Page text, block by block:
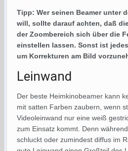
Tipp: Wer seinen Beamer unter
will, sollte darauf achten, daß
der Zoombereich sich über die
einstellen lassen. Sonst ist
um Korrekturen am Bild
Leinwand
Der beste Heimkinobeamer kann
mit satten Farben zaubern, wenn
Videoleinwand nur eine weiß
zum Einsatz kommt. Denn
schluckt oder zumindest diffus im